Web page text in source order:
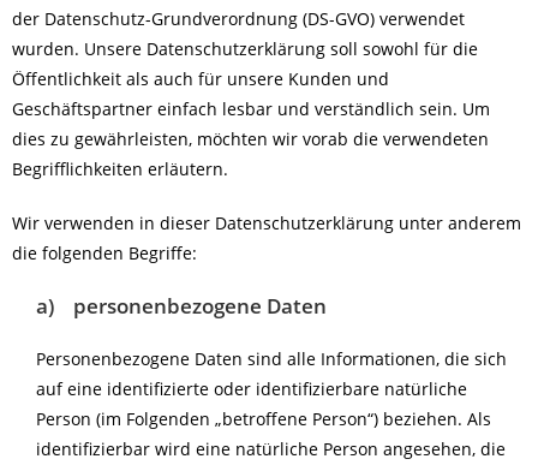
der Datenschutz-Grundverordnung (DS-GVO) verwendet
wurden. Unsere Datenschutzerklärung soll sowohl für die
Öffentlichkeit als auch für unsere Kunden und
Geschäftspartner einfach lesbar und verständlich sein. Um
dies zu gewährleisten, möchten wir vorab die verwendeten
Begrifflichkeiten erläutern.
Wir verwenden in dieser Datenschutzerklärung unter anderem
die folgenden Begriffe:
a) personenbezogene Daten
Personenbezogene Daten sind alle Informationen, die sich
auf eine identifizierte oder identifizierbare natürliche
Person (im Folgenden „betroffene Person“) beziehen. Als
identifizierbar wird eine natürliche Person angesehen, die